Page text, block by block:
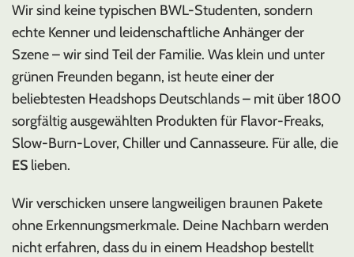
Wir sind keine typischen BWL-Studenten, sondern
echte Kenner und leidenschaftliche Anhänger der
Szene – wir sind Teil der Familie. Was klein und unter
grünen Freunden begann, ist heute einer der
beliebtesten Headshops Deutschlands – mit über 1800
sorgfältig ausgewählten Produkten für Flavor-Freaks,
Slow-Burn-Lover, Chiller und Cannasseure. Für alle, die
ES lieben.
Wir verschicken unsere langweiligen braunen Pakete
ohne Erkennungsmerkmale. Deine Nachbarn werden
nicht erfahren, dass du in einem Headshop bestellt